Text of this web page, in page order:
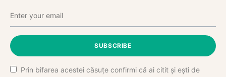
SUBSCRIBE
Prin bifarea acestei căsuțe confirmi că ai citit și ești de